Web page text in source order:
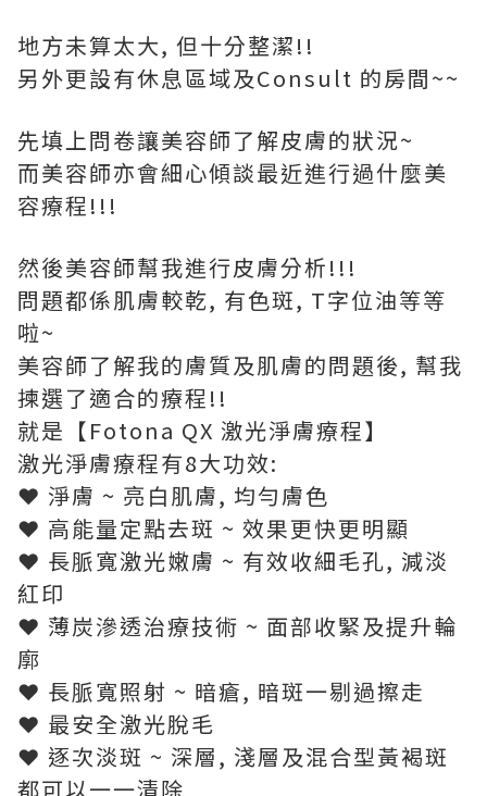
地方未算太大, 但十分整潔!!
另外更設有休息區域及Consult 的房間~~
先填上問卷讓美容師了解皮膚的狀況~
而美容師亦會細心傾談最近進行過什麼美
容療程!!!
然後美容師幫我進行皮膚分析!!!
問題都係肌膚較乾, 有色斑, T字位油等等
啦~
美容師了解我的膚質及肌膚的問題後, 幫我
揀選了適合的療程!!
就是【Fotona QX 激光淨膚療程】
激光淨膚療程有8大功效:
❤ 淨膚 ~ 亮白肌膚, 均勻膚色
❤ 高能量定點去斑 ~ 效果更快更明顯
❤ 長脈寬激光嫩膚 ~ 有效收細毛孔, 減淡
紅印
❤ 薄炭滲透治療技術 ~ 面部收緊及提升輪
廓
❤ 長脈寬照射 ~ 暗瘡, 暗斑一剔過擦走
❤ 最安全激光脫毛
❤ 逐次淡斑 ~ 深層, 淺層及混合型黃褐斑
都可以一一清除